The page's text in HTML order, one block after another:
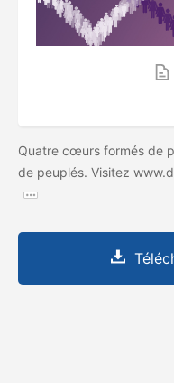
Quatre cœurs formés de
de peuplés. Visitez